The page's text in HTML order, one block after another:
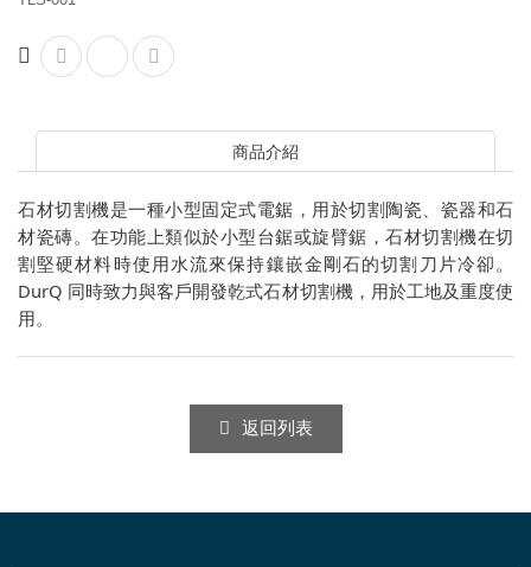
商品介紹
石材切割機是一種小型固定式電鋸，用於切割陶瓷、瓷器和石
材瓷磚。在功能上類似於小型台鋸或旋臂鋸，石材切割機在切
割堅硬材料時使用水流來保持鑲嵌金剛石的切割刀片冷卻。
DurQ 同時致力與客戶開發乾式石材切割機，用於工地及重度使
用。
返回列表